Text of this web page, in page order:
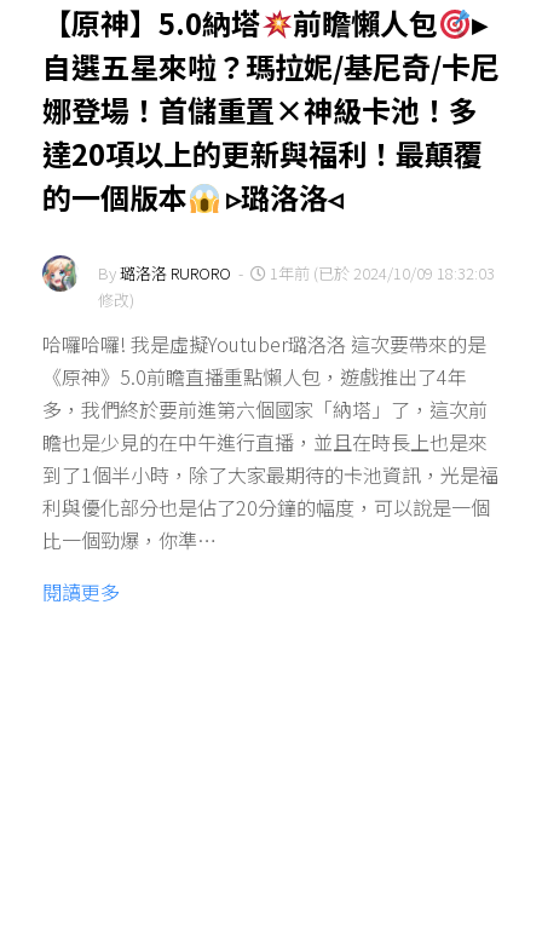
【原神】5.0納塔 前瞻懶人包
▸
自選五星來啦？瑪拉妮/基尼奇/卡尼
娜登場！首儲重置×神級卡池！多
達20項以上的更新與福利！最顛覆
的一個版本
▹璐洛洛◃
By璐洛洛 RURORO -
1年前 (已於 2024/10/09 18:32:03
修改)
哈囉哈囉! 我是虛擬Youtuber璐洛洛 這次要帶來的是
《原神》5.0前瞻直播重點懶人包，遊戲推出了4年
多，我們終於要前進第六個國家「納塔」了，這次前
瞻也是少見的在中午進行直播，並且在時長上也是來
到了1個半小時，除了大家最期待的卡池資訊，光是福
利與優化部分也是佔了20分鐘的幅度，可以說是一個
比一個勁爆，你準…
閱讀更多